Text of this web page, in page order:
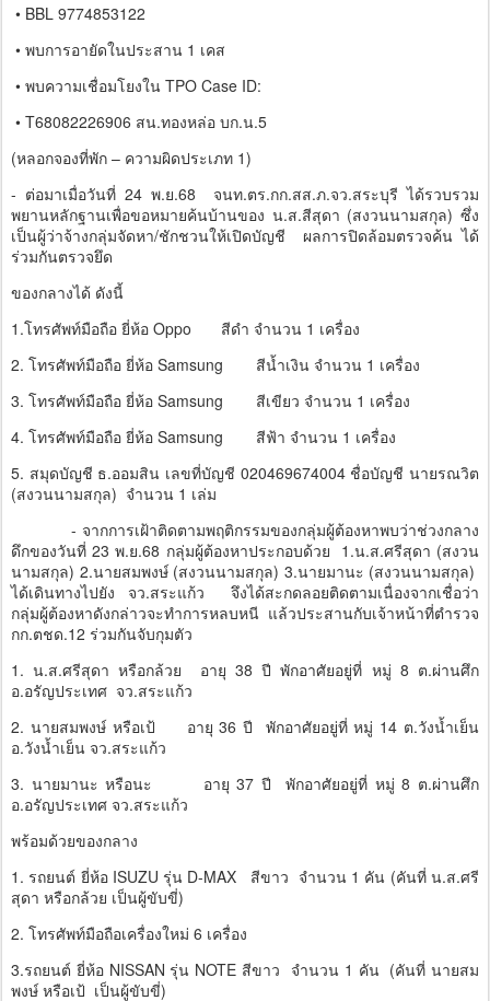
• BBL 9774853122
• พบการอายัดในประสาน 1 เคส
• พบความเชื่อมโยงใน TPO Case ID:
• T68082226906 สน.ทองหล่อ บก.น.5
(หลอกจองที่พัก – ความผิดประเภท 1)
- ต่อมาเมื่อวันที่ 24 พ.ย.68 จนท.ตร.กก.สส.ภ.จว.สระบุรี ได้รวบรวม
พยานหลักฐานเพื่อขอหมายค้นบ้านของ น.ส.สีสุดา (สงวนนามสกุล) ซึ่ง
เป็นผู้ว่าจ้างกลุ่มจัดหา/ชักชวนให้เปิดบัญชี ผลการปิดล้อมตรวจค้น ได้
ร่วมกันตรวจยึด
ของกลางได้ ดังนี้
1.โทรศัพท์มือถือ ยี่ห้อ Oppo
สีดำ จำนวน 1 เครื่อง
2. โทรศัพท์มือถือ ยี่ห้อ Samsung
สีน้ำเงิน จำนวน 1 เครื่อง
3. โทรศัพท์มือถือ ยี่ห้อ Samsung
สีเขียว จำนวน 1 เครื่อง
4. โทรศัพท์มือถือ ยี่ห้อ Samsung
สีฟ้า จำนวน 1 เครื่อง
5. สมุดบัญชี ธ.ออมสิน เลขที่บัญชี 020469674004 ชื่อบัญชี นายรณวิต
(สงวนนามสกุล) จำนวน 1 เล่ม
- จากการเฝ้าติดตามพฤติกรรมของกลุ่มผู้ต้องหาพบว่าช่วงกลาง
ดึกของวันที่ 23 พ.ย.68 กลุ่มผู้ต้องหาประกอบด้วย 1.น.ส.ศรีสุดา (สงวน
นามสกุล) 2.นายสมพงษ์ (สงวนนามสกุล) 3.นายมานะ (สงวนนามสกุล)
ได้เดินทางไปยัง จว.สระแก้ว จึงได้สะกดลอยติดตามเนื่องจากเชื่อว่า
กลุ่มผู้ต้องหาดังกล่าวจะทำการหลบหนี แล้วประสานกับเจ้าหน้าที่ตำรวจ
กก.ตชด.12 ร่วมกันจับกุมตัว
1. น.ส.ศรีสุดา หรือกล้วย อายุ 38 ปี พักอาศัยอยู่ที่ หมู่ 8 ต.ผ่านศึก
อ.อรัญประเทศ จว.สระแก้ว
2. นายสมพงษ์ หรือเป้ อายุ 36 ปี พักอาศัยอยู่ที่ หมู่ 14 ต.วังน้ำเย็น
อ.วังน้ำเย็น จว.สระแก้ว
3. นายมานะ หรือนะ อายุ 37 ปี พักอาศัยอยู่ที่ หมู่ 8 ต.ผ่านศึก
อ.อรัญประเทศ จว.สระแก้ว
พร้อมด้วยของกลาง
1. รถยนต์ ยี่ห้อ ISUZU รุ่น D-MAX สีขาว จำนวน 1 คัน (คันที่ น.ส.ศรี
สุดา หรือกล้วย เป็นผู้ขับขี่)
2. โทรศัพท์มือถือเครื่องใหม่ 6 เครื่อง
3.รถยนต์ ยี่ห้อ NISSAN รุ่น NOTE สีขาว จำนวน 1 คัน (คันที่ นายสม
พงษ์ หรือเป้ เป็นผู้ขับขี่)